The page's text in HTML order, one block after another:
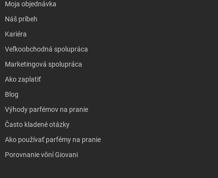
Moja objednávka
Náš príbeh
Kariéra
Veľkoobchodná spolupráca
Marketingová spolupráca
Ako zaplatiť
Blog
Výhody parfémov na pranie
Často kladené otázky
Ako používať parfémy na pranie
Porovnanie vôní Giovani